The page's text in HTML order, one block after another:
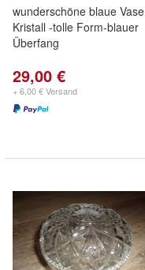
wunderschöne blaue Vase
Kristall -tolle Form-blauer
Überfang
29,00 €
+ 6,00 € Versand